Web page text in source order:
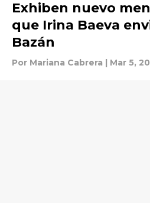
Exhiben nuevo
que Irina Baeva
Bazán
Por Mariana Cabrera | Mar 5,